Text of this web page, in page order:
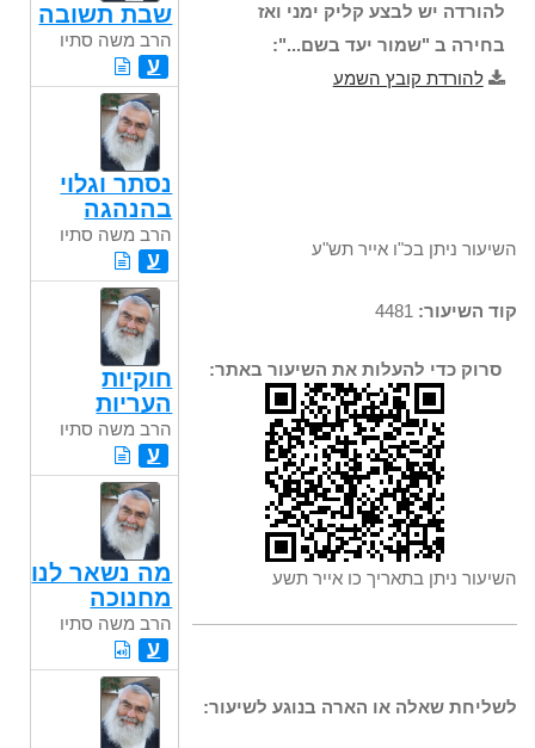
להורדה יש לבצע קליק ימני ואז
בחירה ב "שמור יעד בשם...":
להורדת קובץ השמע
השיעור ניתן בכ"ו אייר תש"ע
קוד השיעור:
סרוק כדי להעלות את השיעור באתר:
השיעור ניתן בתאריך כו אייר תשע
לשליחת שאלה או הארה בנוגע לשיעור:
שבת תשובה
הרב משה סתיו
ע
נסתר וגלוי
בהנהגה
הרב משה סתיו
ע
חוקיות
העריות
הרב משה סתיו
ע
מה נשאר לנו
מחנוכה
הרב משה סתיו
ע